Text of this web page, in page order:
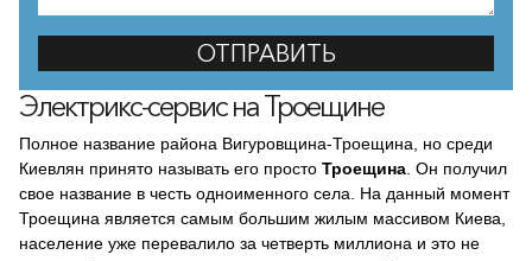
Электрикс-сервис на Троещине
Полное название района Вигуровщина-Троещина, но среди
Киевлян принято называть его просто Троещина . Он получил
свое название в честь одноименного села. На данный момент
Троещина является самым большим жилым массивом Киева,
население уже перевалило за четверть миллиона и это не